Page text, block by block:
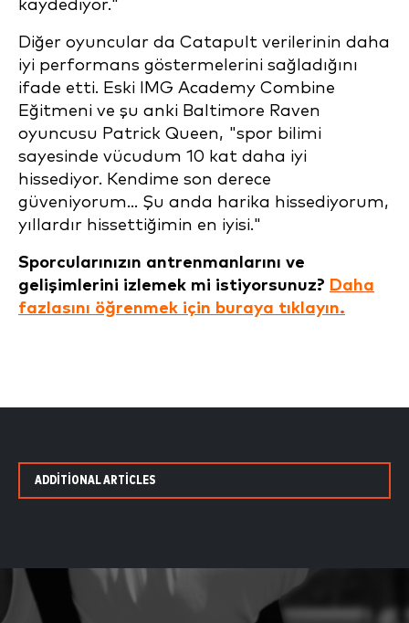
kaydediyor."
Diğer oyuncular da Catapult verilerinin daha
iyi performans göstermelerini sağladığını
ifade etti. Eski IMG Academy Combine
Eğitmeni ve şu anki Baltimore Raven
oyuncusu Patrick Queen, "spor bilimi
sayesinde vücudum 10 kat daha iyi
hissediyor. Kendime son derece
güveniyorum... Şu anda harika hissediyorum,
yıllardır hissettiğimin en iyisi."
Sporcularınızın antrenmanlarını ve
gelişimlerini izlemek mi istiyorsunuz? Daha
fazlasını öğrenmek için buraya tıklayın.
ADDITIONAL ARTICLES